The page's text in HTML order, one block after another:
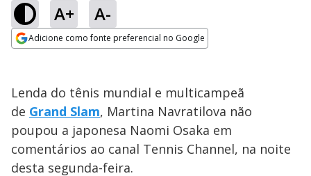
A+ A-
Adicione como fonte preferencial no Google
Lenda do tênis mundial e multicampeã
de Grand Slam, Martina Navratilova não
poupou a japonesa Naomi Osaka em
comentários ao canal Tennis Channel, na noite
desta segunda-feira.